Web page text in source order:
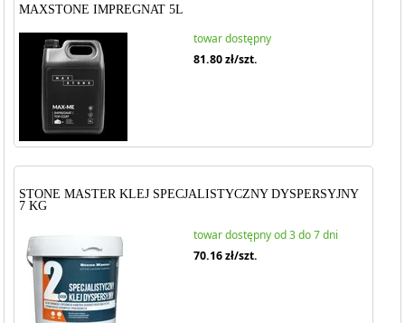
MAXSTONE IMPREGNAT 5L
towar dostępny
81.80zł/szt.
STONE MASTER KLEJ SPECJALISTYCZNY DYSPERSYJNY
7 KG
towar dostępny od 3 do 7 dni
70.16zł/szt.